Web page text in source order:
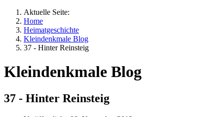
Aktuelle Seite:
Home
Heimatgeschichte
Kleindenkmale Blog
37 - Hinter Reinsteig
Kleindenkmale Blog
37 - Hinter Reinsteig